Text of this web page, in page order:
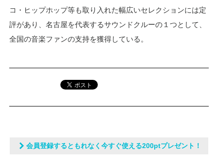
コ・ヒップホップ等も取り入れた幅広いセレクションには定
評があり、名古屋を代表するサウンドクルーの１つとして、
全国の音楽ファンの支持を獲得している。
会員登録するともれなく今すぐ使える200ptプレゼント！